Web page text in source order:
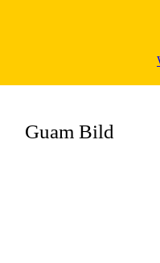
Guam Bild